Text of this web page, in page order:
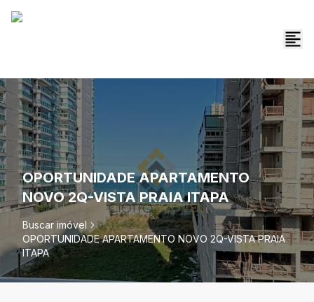
OPORTUNIDADE APARTAMENTO
NOVO 2Q-VISTA PRAIA ITAPA
Buscar imóvel
OPORTUNIDADE APARTAMENTO NOVO 2Q-VISTA PRAIA
ITAPA